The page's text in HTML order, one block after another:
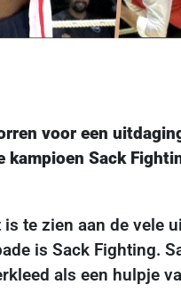
voor een
kampioen Sack
te zien aan de vele
is Sack Fighting.
als een hulpje